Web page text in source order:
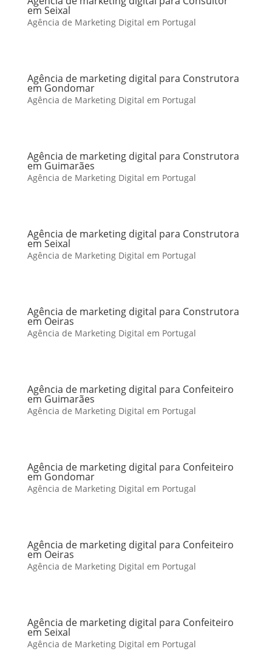
em Seixal
Agência de Marketing Digital em Portugal
Agência de marketing digital para Construtora
em Gondomar
Agência de Marketing Digital em Portugal
Agência de marketing digital para Construtora
em Guimarães
Agência de Marketing Digital em Portugal
Agência de marketing digital para Construtora
em Seixal
Agência de Marketing Digital em Portugal
Agência de marketing digital para Construtora
em Oeiras
Agência de Marketing Digital em Portugal
Agência de marketing digital para Confeiteiro
em Guimarães
Agência de Marketing Digital em Portugal
Agência de marketing digital para Confeiteiro
em Gondomar
Agência de Marketing Digital em Portugal
Agência de marketing digital para Confeiteiro
em Oeiras
Agência de Marketing Digital em Portugal
Agência de marketing digital para Confeiteiro
em Seixal
Agência de Marketing Digital em Portugal